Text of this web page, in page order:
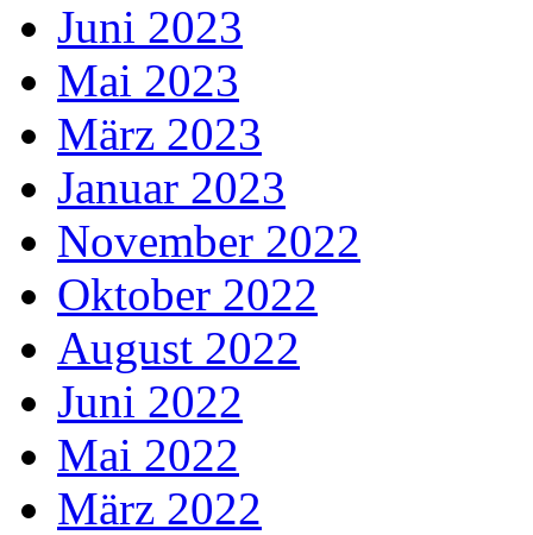
Juni 2023
Mai 2023
März 2023
Januar 2023
November 2022
Oktober 2022
August 2022
Juni 2022
Mai 2022
März 2022